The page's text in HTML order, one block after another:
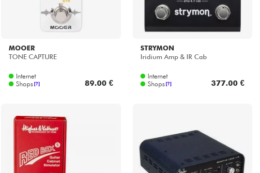
MOOER
TONE CAPTURE
Internet
Shops[?] 89.00 €
STRYMON
Iridium Amp & IR Cab
Internet
Shops [?] 377.00 €